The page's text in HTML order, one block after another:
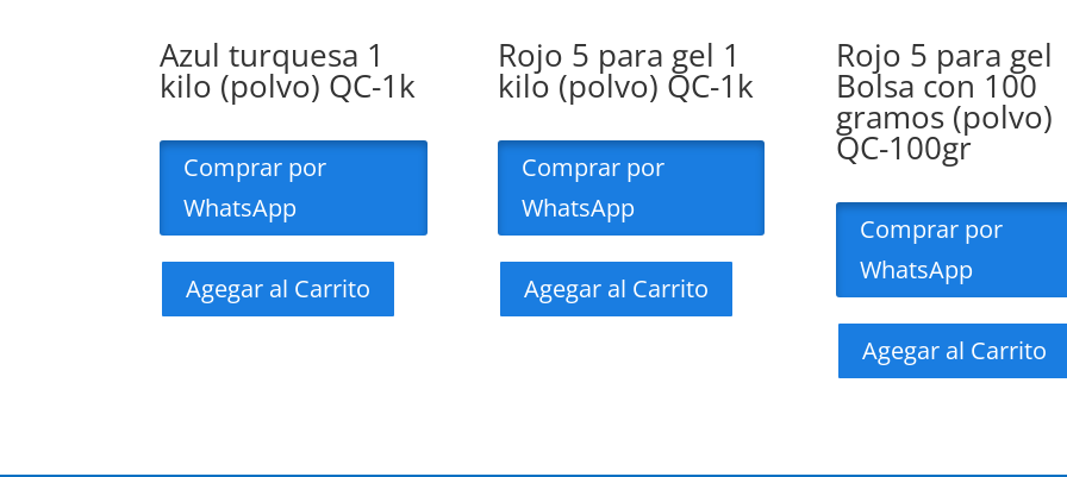
Azul turquesa 1
kilo (polvo) QC-1k
Comprar por
WhatsApp
Agegar al Carrito
Rojo 5 para gel 1
kilo (polvo) QC-1k
Comprar por
WhatsApp
Agegar al Carrito
Rojo 5 para gel
Bolsa con 100
gramos (polvo)
QC-100gr
Comprar por
WhatsApp
Agegar al Carrito